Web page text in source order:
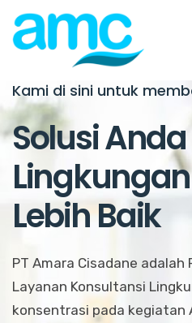
Kami di sini untuk
Solusi
Lebih Baik
PT Amara Cisadane adalah
Layanan Konsultansi
konsentrasi pada kegiatan